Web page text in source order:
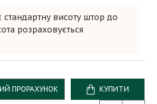
стандартну висоту штор до
розраховується
ПРОРАХУНОК КУПИТИ